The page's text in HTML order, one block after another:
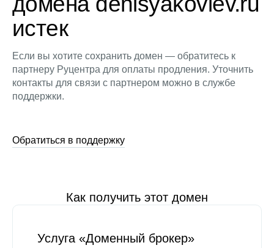
истек
Если вы хотите сохранить домен — обратитесь к
партнеру Руцентра для оплаты продления. Уточнить
контакты для связи с партнером можно в службе
поддержки.
Обратиться в поддержку
Как получить этот домен
Услуга «Доменный брокер»